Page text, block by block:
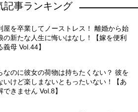
記事ランキング
屋を卒業してノーストレス！ 離婚から始
の新たな人生に悔いはなし！【嫁を便利
義母 Vol.44】
なのに彼女の荷物は持ちたくない？ 彼を
いけど楽しまないともったいない！【あ
できません Vol.8】